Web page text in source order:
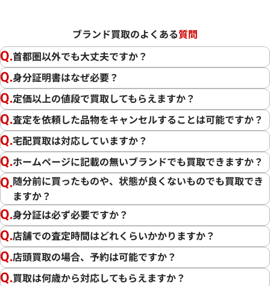
ブランド買取のよくある質問
首都圏以外でも大丈夫ですか？
身分証明書はなぜ必要？
定価以上の値段で買取してもらえますか？
査定を依頼した品物をキャンセルすることは可能ですか？
宅配買取は対応していますか？
ホームページに記載の無いブランドでも買取できますか？
随分前に買ったものや、状態が良くないものでも買取でき
ますか？
身分証は必ず必要ですか？
店舗での査定時間はどれくらいかかりますか？
店頭買取の場合、予約は可能ですか？
買取は何歳から対応してもらえますか？